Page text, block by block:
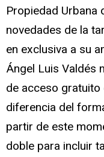
Propiedad Urbana
novedades de la
en exclusiva a su
Ángel Luis Valdés
de acceso gratuito
diferencia del
partir de este
doble para incluir